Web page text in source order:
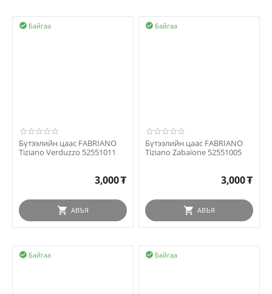
Байгаа

Бүтээлийн цаас FABRIANO
Tiziano Verduzzo 52551011
3,000₮
АВЪЯ
Байгаа

Бүтээлийн цаас FABRIANO
Tiziano Zabaione 52551005
3,000₮
АВЪЯ
Байгаа
 Байгаа
